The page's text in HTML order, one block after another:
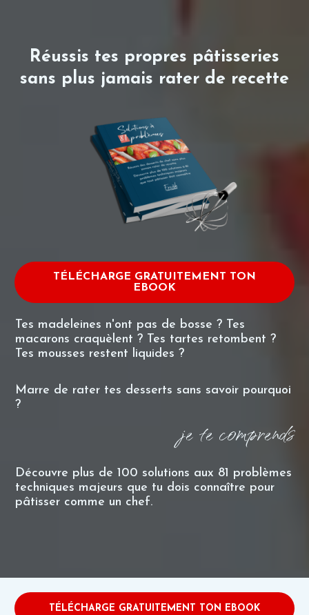
Réussis tes propres pâtisseries
sans plus jamais rater de recette
TÉLÉCHARGE GRATUITEMENT TON
EBOOK
Tes madeleines n'ont pas de bosse ? Tes
macarons craquèlent ? Tes tartes retombent ?
Tes mousses restent liquides ?
Marre de rater tes desserts sans savoir pourquoi
?
je te comprends
Découvre plus de 100 solutions aux 81 problèmes
techniques majeurs que tu dois connaître pour
pâtisser comme un chef.
TÉLÉCHARGE GRATUITEMENT TON EBOOK